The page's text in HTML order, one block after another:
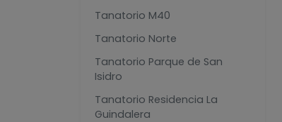
Tanatorio M40
Tanatorio Norte
Tanatorio Parque de San
Isidro
Tanatorio Residencia La
Guindalera